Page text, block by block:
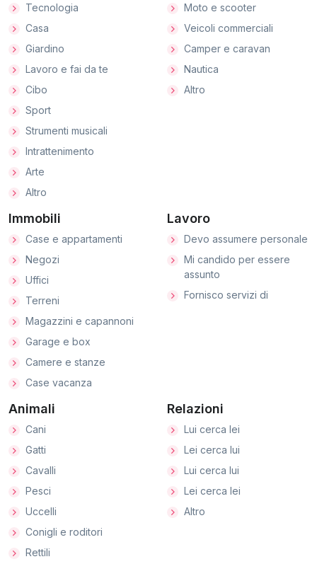
Tecnologia
Casa
Giardino
Lavoro e fai da te
Cibo
Sport
Strumenti musicali
Intrattenimento
Arte
Altro
Moto e scooter
Veicoli commerciali
Camper e caravan
Nautica
Altro
Immobili
Case e appartamenti
Negozi
Uffici
Terreni
Magazzini e capannoni
Garage e box
Camere e stanze
Case vacanza
Lavoro
Devo assumere personale
Mi candido per essere
assunto
Fornisco servizi di
Animali
Cani
Gatti
Cavalli
Pesci
Uccelli
Conigli e roditori
Rettili
Relazioni
Lui cerca lei
Lei cerca lui
Lui cerca lui
Lei cerca lei
Altro